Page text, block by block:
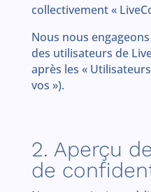
collectivement «
Nous nous
des utilisateurs de
après les «
vos »).
2. Aperçu
de